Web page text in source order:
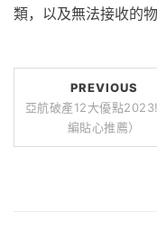
類，以及無法接收的物
PREVIOUS
亞航破產12大優點
編貼心推薦）